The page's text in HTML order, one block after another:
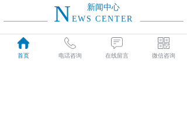
新闻中心
N EWS CENTER
2026
首页 电话咨询 在线留言 微信咨询